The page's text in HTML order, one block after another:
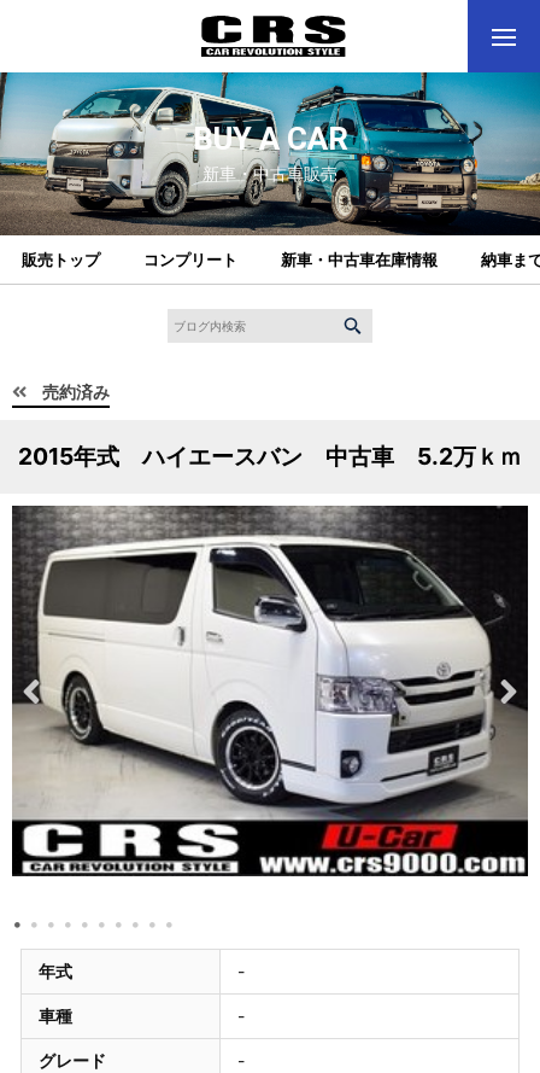
BUY A CAR
新車・中古車販売
販売トップ コンプリート 新車・中古車在庫情報 納車ま
売約済み
2015年式 ハイエースバン 中古車 5.2万ｋｍ
年式 -
車種 -
グレード -